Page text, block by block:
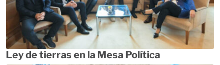
Ley de tierras en la Mesa Política